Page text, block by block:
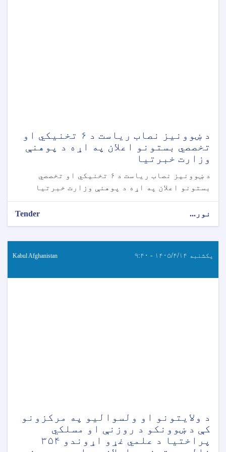
د ښوونیز نصاب ریاست د ۶ تخنیکي او
تخصصي بستونو اعلان په اړه د پوهنې
وزارت خبرتیا
د ښوونیز نصاب ریاست د ۶ تخنیکي او تخصصي
بستونو اعلان په اړه د پوهنې وزارت خبرتیا
نور... Tender
یکشنبه ۱۴۰۵/۴/۱۴ - ۹:۴۰ Kabul Afghanistan
د ولایتونو او ولسوالیو په مرکزونو
کې د ښوونکو د روزنې او مسلکي
پراختیا د علمي غړو اړوندو ۳۵۴